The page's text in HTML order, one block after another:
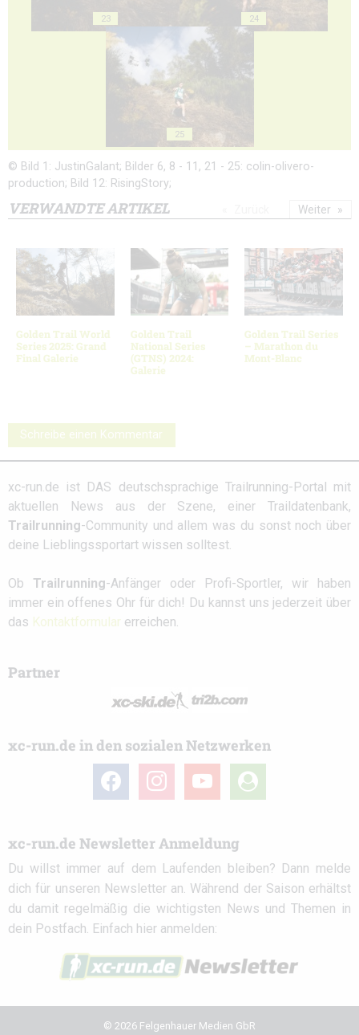
23 24
25
© Bild 1: JustinGalant; Bilder 6, 8 - 11, 21 - 25: colin-olivero-
production; Bild 12: RisingStory;
VERWANDTE ARTIKEL
Golden Trail World
Series 2025: Grand
Final Galerie
Golden Trail
National Series
(GTNS) 2024:
Galerie
Golden Trail Series
– Marathon du
Mont-Blanc
Weiter
Schreibe einen Kommentar
xc-run.de ist DAS deutschsprachige Trailrunning-Portal mit
aktuellen News aus der Szene, einer Traildatenbank,
Trailrunning-Community und allem was du sonst noch über
deine Lieblingssportart wissen solltest.
Ob Trailrunning-Anfänger oder Profi-Sportler, wir haben
immer ein offenes Ohr für dich! Du kannst uns jederzeit über
das Kontaktformular erreichen.
Partner
xc-run.de in den sozialen Netzwerken
facebook instagramyoutube
user-
circle
xc-run.de Newsletter Anmeldung
Du willst immer auf dem Laufenden bleiben? Dann melde
dich für unseren Newsletter an. Während der Saison erhältst
du damit regelmäßig die wichtigsten News und Themen in
dein Postfach. Einfach hier anmelden:
© 2026 Felgenhauer Medien GbR